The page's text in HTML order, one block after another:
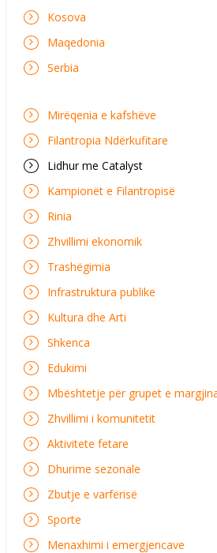
Kosova
Maqedonia
Serbia
Mirëqenia e kafshëve
Filantropia Ndërkufitare
Lidhur me Catalyst
Kampionët e Filantropisë
Rinia
Zhvillimi ekonomik
Trashëgimia
Infrastruktura publike
Kultura dhe Arti
Shkenca
Edukimi
Mbështetje për grupet e
Zhvillimi i komunitetit
Aktivitete fetare
Dhurime sezonale
Zbutje e varfërisë
Sporte
Menaxhimi i emergjencave